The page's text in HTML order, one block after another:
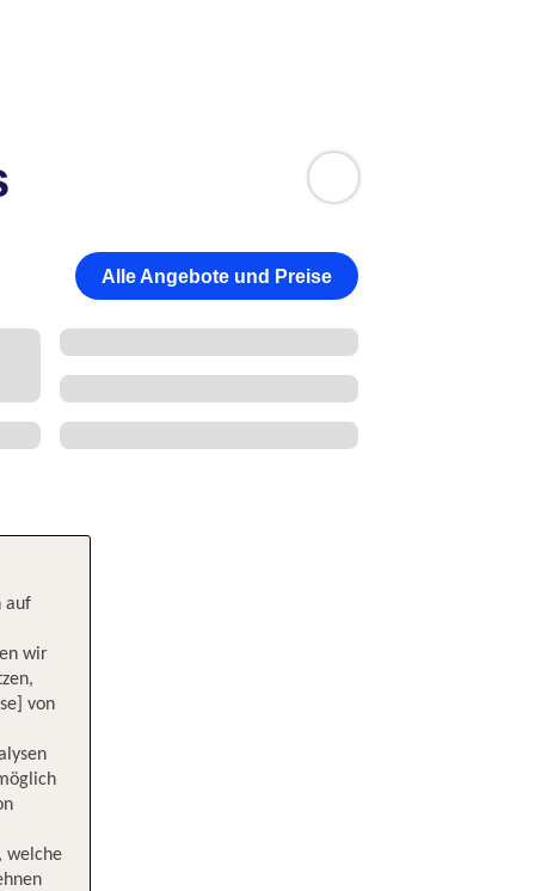
Alle Angebote und Preise
auf
wir
von
welche